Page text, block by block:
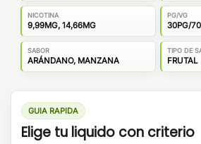
NICOTINA
9,99MG, 14,66MG
PG/VG
30PG/
SABOR
ARÁNDANO, MANZANA
TIPO DE
FRUTAL
GUIA RAPIDA
Elige tu liquido con criterio